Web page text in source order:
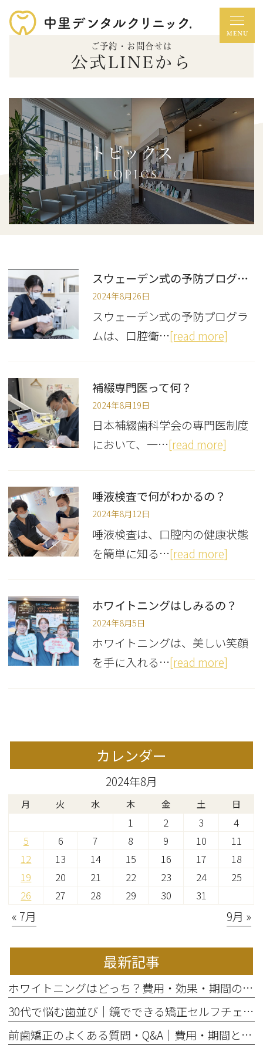
ご予約・お問合せは
公式LINEから
トピックス
TOPICS
スウェーデン式の予防プログラムって？
2024年8月26日
スウェーデン式の予防プログラ
ムは、口腔衛…[read more]
補綴専門医って何？
2024年8月19日
日本補綴歯科学会の専門医制度
において、一…[read more]
唾液検査で何がわかるの？
2024年8月12日
唾液検査は、口腔内の健康状態
を簡単に知る…[read more]
ホワイトニングはしみるの？
2024年8月5日
ホワイトニングは、美しい笑顔
を手に入れる…[read more]
カレンダー
2024年8月
月 火 水 木 金 土 日
1 2 3
4
5
6 7 8 9 10
11
12
13 14 15 16 17
18
19
20 21 22 23 24
25
26
27 28 29 30 31
« 7月 9月 »
最新記事
ホワイトニングはどっち？費用・効果・期間の違いから選び方を解説
30代で悩む歯並び｜鏡でできる矯正セルフチェックと将来のリスク
前歯矯正のよくある質問・Q&A｜費用・期間と部分矯正の適応を解説